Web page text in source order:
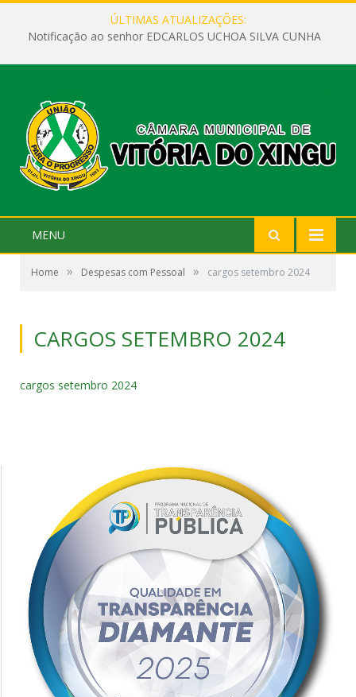
ÚLTIMAS ATUALIZAÇÕES:
Notificação ao senhor EDCARLOS UCHOA SILVA CUNHA
MENU
Home » Despesas com Pessoal » cargos setembro 2024
CARGOS SETEMBRO 2024
cargos setembro 2024